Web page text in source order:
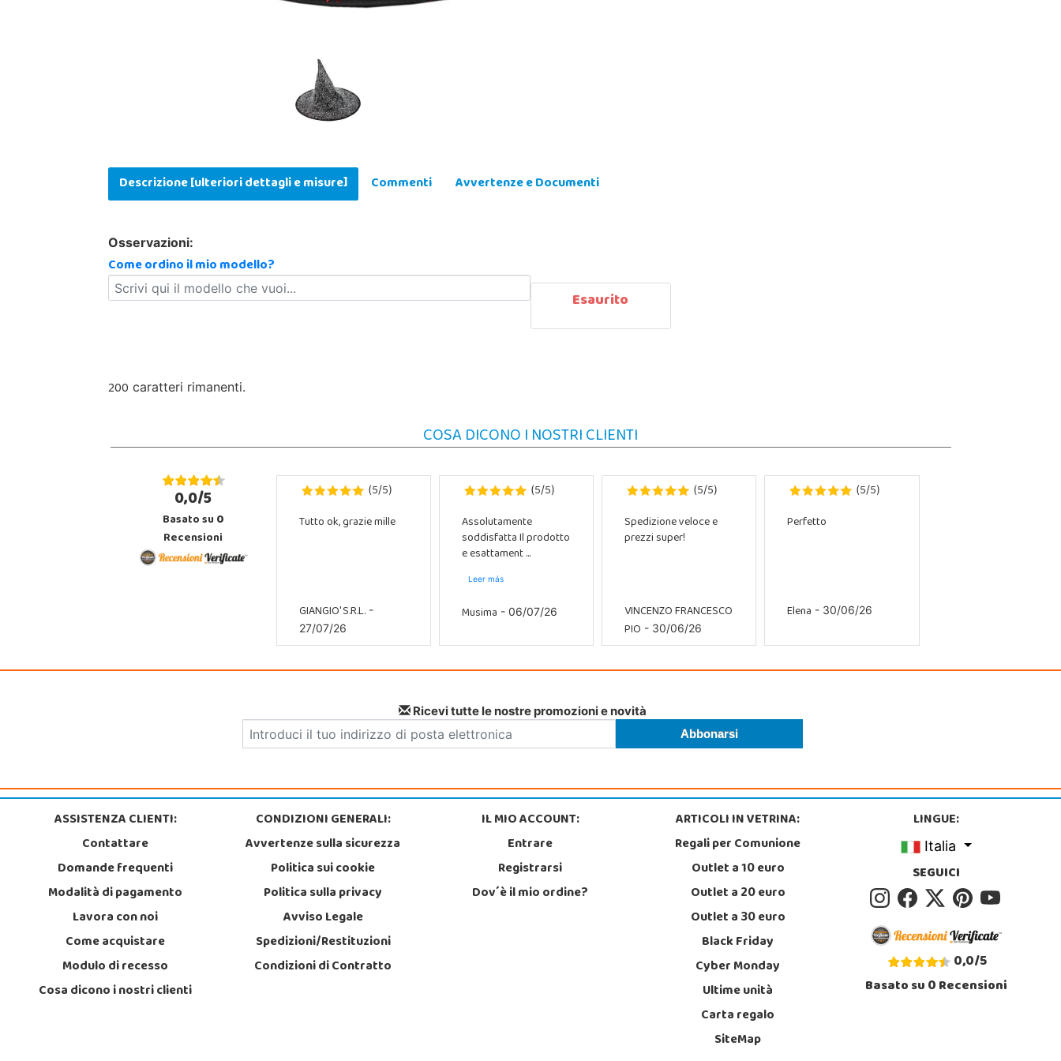
Descrizione [ulteriori dettagli e misure] Commenti Avvertenze e Documenti
Osservazioni:
Come ordino il mio modello?
Esaurito
200 caratteri rimanenti.
COSA DICONO I NOSTRI CLIENTI
0,0/5
Basato su0
Recensioni
(5/5)
Tutto ok, grazie mille
GIANGIO' S.R.L.-
27/07/26
(5/5)
Assolutamente
soddisfatta Il prodotto
e esattament ...
Leer más
Musima - 06/07/26
(5/5)
Spedizione veloce e
prezzi super!
VINCENZO FRANCESCO
PIO - 30/06/26
(5/5)
Perfetto
Elena - 30/06/26
Ricevi tutte le nostre promozioni e novità
ASSISTENZA CLIENTI:
Contattare
Domande frequenti
Modalità di pagamento
Lavora con noi
Come acquistare
Modulo di recesso
Cosa dicono i nostri clienti
CONDIZIONI GENERALI:
Avvertenze sulla sicurezza
Politica sui cookie
Politica sulla privacy
Avviso Legale
Spedizioni/Restituzioni
Condizioni di Contratto
IL MIO ACCOUNT:
Entrare
Registrarsi
Dov´è il mio ordine?
ARTICOLI IN VETRINA:
Regali per Comunione
Outlet a 10 euro
Outlet a 20 euro
Outlet a 30 euro
Black Friday
Cyber Monday
Ultime unità
Carta regalo
SiteMap
LINGUE:
Italia
SEGUICI
0,0/5
Basato su0Recensioni